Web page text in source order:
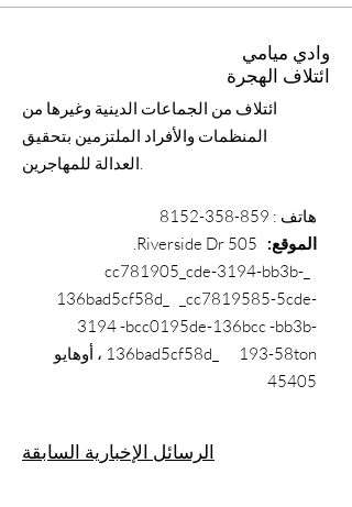
وادي ميامي
ائتلاف الهجرة
ائتلاف من الجماعات الدينية وغيرها من
المنظمات والأفراد الملتزمين بتحقيق
العدالة للمهاجرين.
هاتف :
859-358-8152
الموقع:
_cc781905_cde-3194-bb3b-
136bad5cf58d_ _cc7819585-5cde-
3194 -bcc0195de-136bcc -bb3b-
136bad5cf58d_ 193-58ton ، أوهايو
45405
الرسائل الإخبارية السابقة